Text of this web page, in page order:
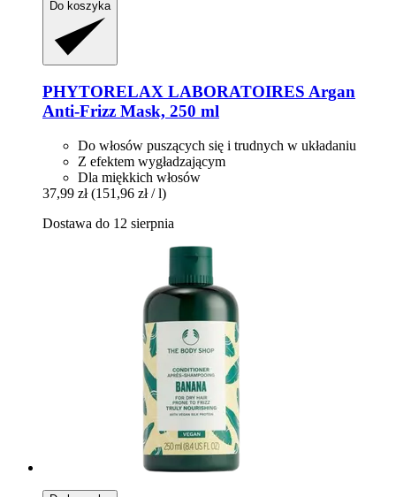
Do koszyka
PHYTORELAX LABORATOIRES Argan
Anti-​Frizz Mask, 250 ml
Do włosów puszących się i trudnych w układaniu
Z efektem wygładzającym
Dla miękkich włosów
37,99 zł (151,96 zł / l)
Dostawa do 12 sierpnia